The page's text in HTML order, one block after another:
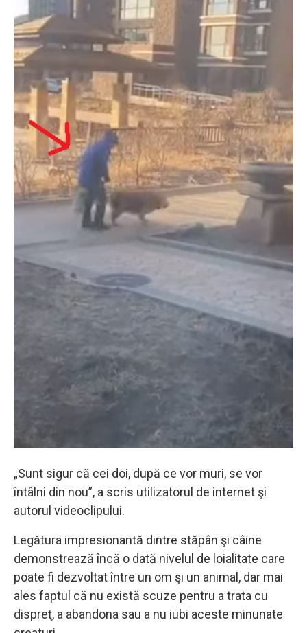
„Sunt sigur că cei doi, după ce vor muri, se vor
întâlni din nou”, a scris utilizatorul de internet şi
autorul videoclipului.
Legătura impresionantă dintre stăpân şi câine
demonstrează încă o dată nivelul de loialitate care
poate fi dezvoltat între un om şi un animal, dar mai
ales faptul că nu există scuze pentru a trata cu
dispreţ, a abandona sau a nu iubi aceste minunate